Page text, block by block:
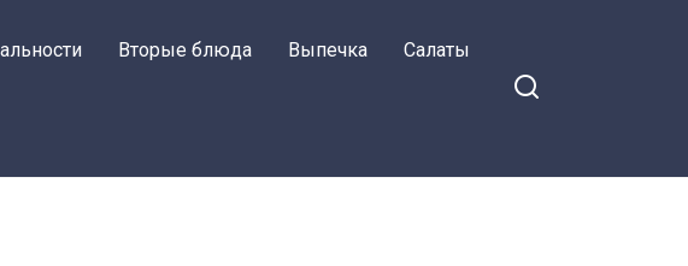
Вторые блюда Выпечка Салаты